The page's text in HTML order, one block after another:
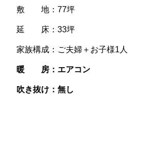
敷 地：77坪
延 床：33坪
家族構成：ご夫婦＋お子様1人
暖 房：エアコン
吹き抜け：無し